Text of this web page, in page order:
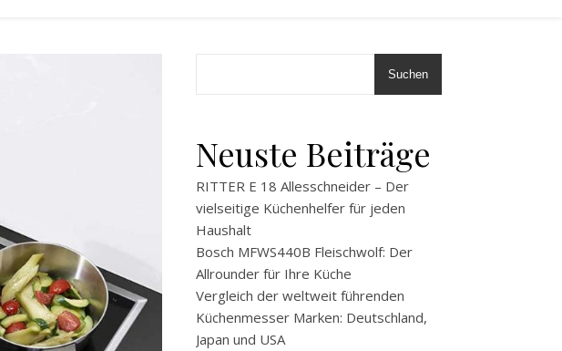
Suchen
Neuste Beiträge
RITTER E 18 Allesschneider – Der
vielseitige Küchenhelfer für jeden
Haushalt
Bosch MFWS440B Fleischwolf: Der
Allrounder für Ihre Küche
Vergleich der weltweit führenden
Küchenmesser Marken: Deutschland,
Japan und USA